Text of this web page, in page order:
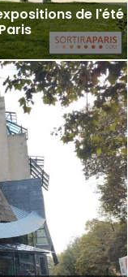
de l'été